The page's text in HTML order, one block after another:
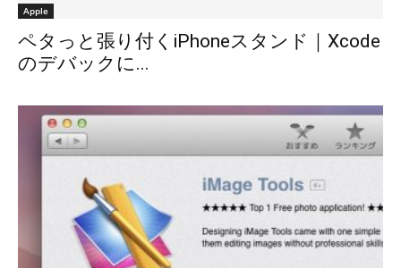
Apple
ペタっと張り付くiPhoneスタンド｜Xcode
のデバックに...